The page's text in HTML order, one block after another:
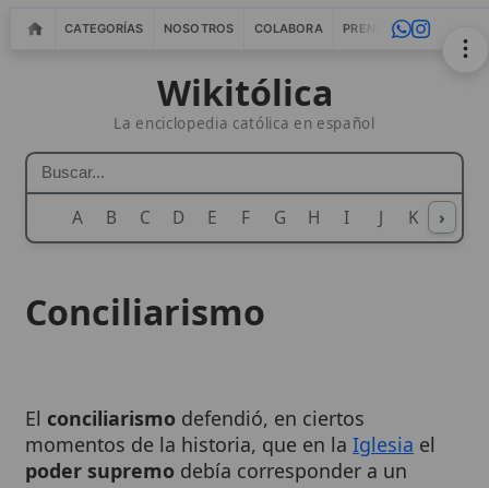
CATEGORÍAS NOSOTROS COLABORA PRENSA WEBMASTERS
Wikitólica
La enciclopedia católica en español
A B C D E F G H I J K L M
›
poder supremodebía corresponder a un
concilio general(especialmente durante crisis
graves), por encima delRomano Pontífice . La